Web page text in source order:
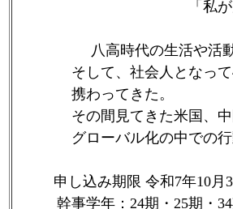
「私が見てきた米
八高時代の生活や活
そして、社会人となって45
携わってきた。
その間見てきた米国、中国
グローバル化の中での行動
申し込み期限 令和7年10月
幹事学年：24期・25期・34